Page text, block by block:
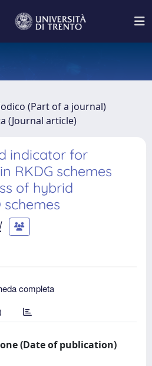
(Part of a journal)
(Journal article)
indicator for
RKDG schemes
of hybrid
schemes
completa
(Date of publication)